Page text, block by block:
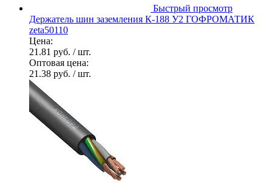
Быстрый просмотр
Держатель шин заземления К-188 У2 ГОФРОМАТИК
zeta50110
Цена:
21.81 руб. / шт.
Оптовая цена:
21.38 руб. / шт.